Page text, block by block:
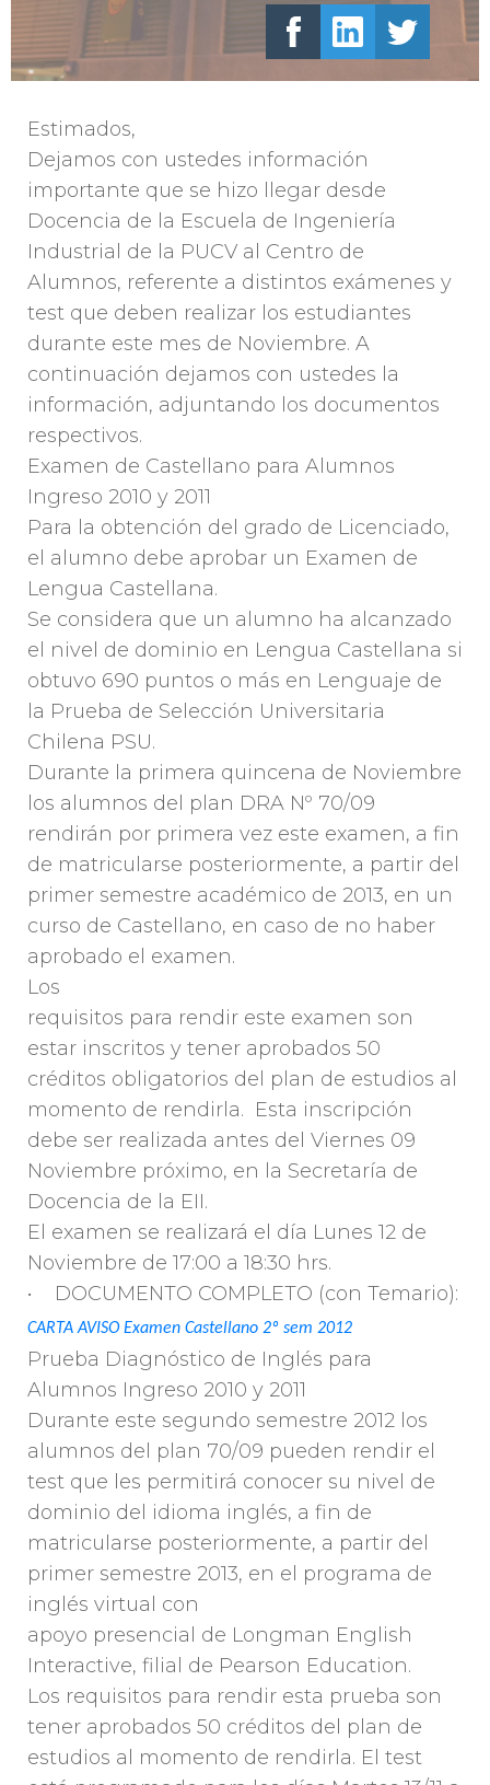
Estimados,
Dejamos con ustedes información
importante que se hizo llegar desde
Docencia de la Escuela de Ingeniería
Industrial de la PUCV al Centro de
Alumnos, referente a distintos exámenes y
test que deben realizar los estudiantes
durante este mes de Noviembre. A
continuación dejamos con ustedes la
información, adjuntando los documentos
respectivos.
Examen de Castellano para Alumnos
Ingreso 2010 y 2011
Para la obtención del grado de Licenciado,
el alumno debe aprobar un Examen de
Lengua Castellana.
Se considera que un alumno ha alcanzado
el nivel de dominio en Lengua Castellana si
obtuvo 690 puntos o más en Lenguaje de
la Prueba de Selección Universitaria
Chilena PSU.
Durante la primera quincena de Noviembre
los alumnos del plan DRA Nº 70/09
rendirán por primera vez este examen, a fin
de matricularse posteriormente, a partir del
primer semestre académico de 2013, en un
curso de Castellano, en caso de no haber
aprobado el examen.
Los
requisitos para rendir este examen son
estar inscritos y tener aprobados 50
créditos obligatorios del plan de estudios al
momento de rendirla. Esta inscripción
debe ser realizada antes del Viernes 09
Noviembre próximo, en la Secretaría de
Docencia de la EII.
El examen se realizará el día Lunes 12 de
Noviembre de 17:00 a 18:30 hrs.
• DOCUMENTO COMPLETO (con Temario):
CARTA AVISO Examen Castellano 2º sem 2012
Prueba Diagnóstico de Inglés para
Alumnos Ingreso 2010 y 2011
Durante este segundo semestre 2012 los
alumnos del plan 70/09 pueden rendir el
test que les permitirá conocer su nivel de
dominio del idioma inglés, a fin de
matricularse posteriormente, a partir del
primer semestre 2013, en el programa de
inglés virtual con
apoyo presencial de Longman English
Interactive, filial de Pearson Education.
Los requisitos para rendir esta prueba son
tener aprobados 50 créditos del plan de
estudios al momento de rendirla. El test